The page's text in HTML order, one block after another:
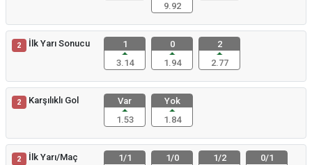
9.92
2 İlk Yarı Sonucu
1
3.14
0
1.94
2
2.77
2 Karşılıklı Gol
Var
1.53
Yok
1.84
2
İlk Yarı/Maç
1/1
1/0
1/2
0/1